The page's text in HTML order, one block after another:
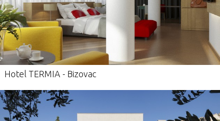
Hotel TERMIA - Bizovac